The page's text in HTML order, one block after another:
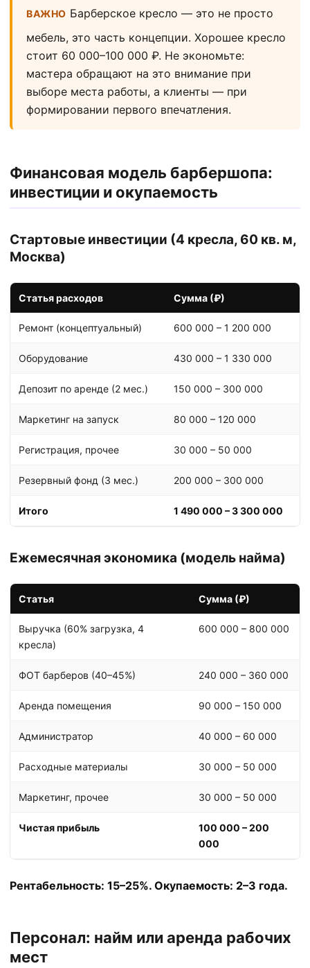
ВАЖНО Барберское кресло — это не просто
мебель, это часть концепции. Хорошее кресло
стоит 60 000–100 000 ₽. Не экономьте:
мастера обращают на это внимание при
выборе места работы, а клиенты — при
формировании первого впечатления.
Финансовая модель барбершопа:
инвестиции и окупаемость
Стартовые инвестиции (4 кресла, 60 кв. м,
Москва)
Статья расходов Сумма (₽)
Ремонт (концептуальный) 600 000 – 1 200 000
Оборудование 430 000 – 1 330 000
Депозит по аренде (2 мес.) 150 000 – 300 000
Маркетинг на запуск 80 000 – 120 000
Регистрация, прочее 30 000 – 50 000
Резервный фонд (3 мес.) 200 000 – 300 000
Итого 1 490 000 – 3 300 000
Ежемесячная экономика (модель найма)
Статья Сумма (₽)
Выручка (60% загрузка, 4
кресла)
600 000 – 800 000
ФОТ барберов (40–45%) 240 000 – 360 000
Аренда помещения 90 000 – 150 000
Администратор 40 000 – 60 000
Расходные материалы 30 000 – 50 000
Маркетинг, прочее 30 000 – 50 000
Чистая прибыль
100 000 – 200
000
Рентабельность: 15–25%. Окупаемость: 2–3 года.
Персонал: найм или аренда рабочих
мест